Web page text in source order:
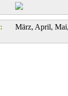
März, April,